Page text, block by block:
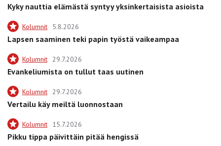
Kyky nauttia elämästä syntyy yksinkertaisista asioista
Kolumnit 5.8.2026
Lapsen saaminen teki papin työstä vaikeampaa
Kolumnit 29.7.2026
Evankeliumista on tullut taas uutinen
Kolumnit 29.7.2026
Vertailu käy meiltä luonnostaan
Kolumnit 15.7.2026
Pikku tippa päivittäin pitää hengissä